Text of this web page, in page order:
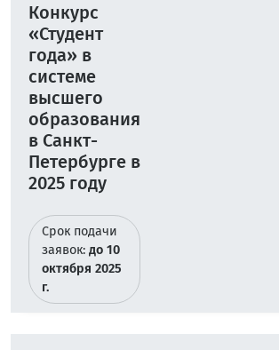
Конкурс
«Студент
года» в
системе
высшего
образования
в Санкт-
Петербурге в
2025 году
Срок подачи
заявок:до 10
октября 2025
г.